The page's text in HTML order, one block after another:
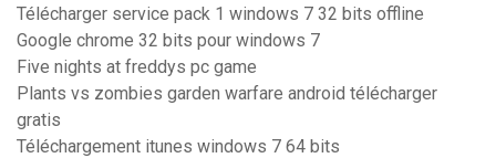
Télécharger service pack 1 windows 7 32 bits offline
Google chrome 32 bits pour windows 7
Five nights at freddys pc game
Plants vs zombies garden warfare android télécharger
gratis
Téléchargement itunes windows 7 64 bits